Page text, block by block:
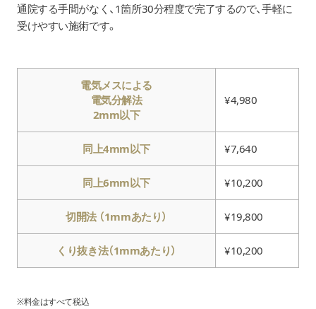
通院する手間がなく、1箇所30分程度で完了するので、手軽に
受けやすい施術です。
電気メスによる
電気分解法
2mm以下
¥4,980
同上4mm以下 ¥7,640
同上6mm以下 ¥10,200
切開法 （1mmあたり） ¥19,800
くり抜き法（1mmあたり） ¥10,200
※料金はすべて税込